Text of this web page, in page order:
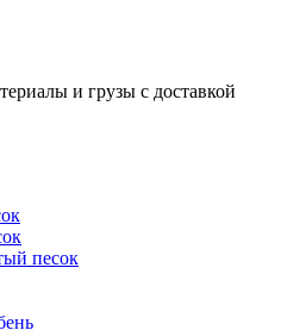
и грузы с доставкой
песок